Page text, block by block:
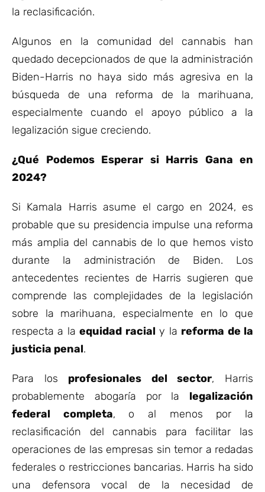
la reclasificación.
Algunos en la comunidad del cannabis han
quedado decepcionados de que la administración
Biden-Harris no haya sido más agresiva en la
búsqueda de una reforma de la marihuana,
especialmente cuando el apoyo público a la
legalización sigue creciendo.
¿Qué Podemos Esperar si Harris Gana en
2024?
Si Kamala Harris asume el cargo en 2024, es
probable que su presidencia impulse una reforma
más amplia del cannabis de lo que hemos visto
durante la administración de Biden. Los
antecedentes recientes de Harris sugieren que
comprende las complejidades de la legislación
sobre la marihuana, especialmente en lo que
respecta a laequidad racial y la reforma de la
justicia penal.
Para los profesionales del sector, Harris
probablemente abogaría por la legalización
federal completa, o al menos por la
reclasificación del cannabis para facilitar las
operaciones de las empresas sin temor a redadas
federales o restricciones bancarias. Harris ha sido
una defensora vocal de la necesidad de